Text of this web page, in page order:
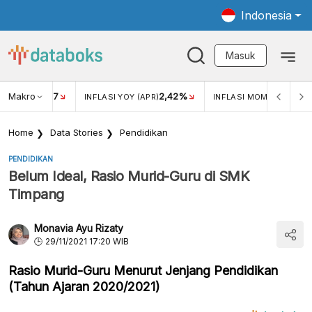
Indonesia
Masuk
Makro
USD/IDR 17 INFLASI YOY (APR)2,42% INFLASI MOM (MAR)
Home Data Stories Pendidikan
PENDIDIKAN
Belum Ideal, Rasio Murid-Guru di SMK
Timpang
Monavia Ayu Rizaty
29/11/2021 17:20 WIB
Rasio Murid-Guru Menurut Jenjang Pendidikan
(Tahun Ajaran 2020/2021)